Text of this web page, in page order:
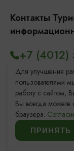
Контакты
Площадь
ул. Октябрьская,
+7 (4012)
8 (800)
Для улучшения
пользователями
работу с сайтом,
Вы всегда можете
браузера.
ПРИНЯТЬ